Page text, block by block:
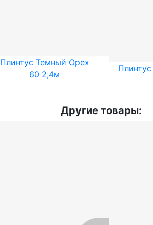
Плинтус Темный Орех
60 2,4м
Другие товары: